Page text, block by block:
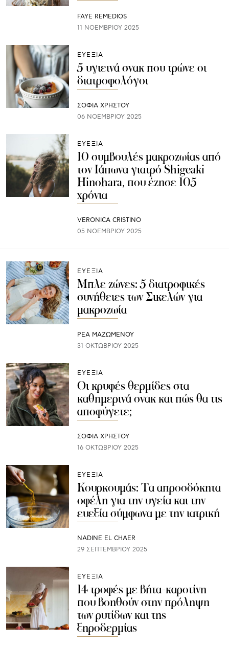
FAYE REMEDIOS
11 ΝΟΕΜΒΡΊΟΥ 2025
ΕΥΕΞΙΑ
5 υγιεινά σνακ που τρώνε οι
διατροφολόγοι
ΣΟΦΙΑ ΧΡΗΣΤΟΥ
06 ΝΟΕΜΒΡΊΟΥ 2025
ΕΥΕΞΙΑ
10 συμβουλές μακροζωίας από
τον Ιάπωνα γιατρό Shigeaki
Hinohara, που έζησε 105
χρόνια
VERONICA CRISTINO
05 ΝΟΕΜΒΡΊΟΥ 2025
ΕΥΕΞΙΑ
Μπλε ζώνες: 5 διατροφικές
συνήθειες των Σικελών για
μακροζωία
ΡΕΑ ΜΑΖΩΜΕΝΟΥ
31 ΟΚΤΩΒΡΊΟΥ 2025
ΕΥΕΞΙΑ
Οι κρυφές θερμίδες στα
καθημερινά σνακ και πώς θα τις
αποφύγετε;
ΣΟΦΙΑ ΧΡΗΣΤΟΥ
16 ΟΚΤΩΒΡΊΟΥ 2025
ΕΥΕΞΙΑ
Κουρκουμάς: Τα απροσδόκητα
οφέλη για την υγεία και την
ευεξία σύμφωνα με την ιατρική
NADINE EL CHAER
29 ΣΕΠΤΕΜΒΡΊΟΥ 2025
ΕΥΕΞΙΑ
14 τροφές με βήτα-καροτίνη
που βοηθούν στην πρόληψη
των ρυτίδων και της
ξηροδερμίας